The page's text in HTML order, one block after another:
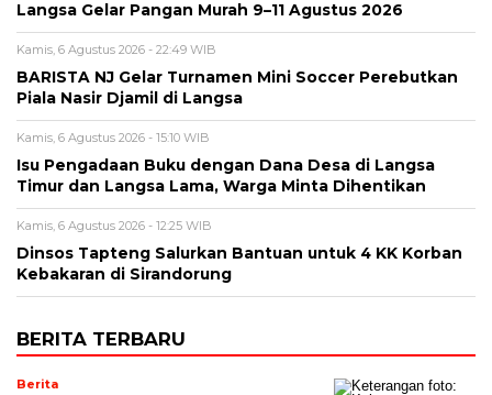
Langsa Gelar Pangan Murah 9–11 Agustus 2026
Kamis, 6 Agustus 2026 - 22:49 WIB
BARISTA NJ Gelar Turnamen Mini Soccer Perebutkan
Piala Nasir Djamil di Langsa
Kamis, 6 Agustus 2026 - 15:10 WIB
Isu Pengadaan Buku dengan Dana Desa di Langsa
Timur dan Langsa Lama, Warga Minta Dihentikan
Kamis, 6 Agustus 2026 - 12:25 WIB
Dinsos Tapteng Salurkan Bantuan untuk 4 KK Korban
Kebakaran di Sirandorung
BERITA TERBARU
Berita